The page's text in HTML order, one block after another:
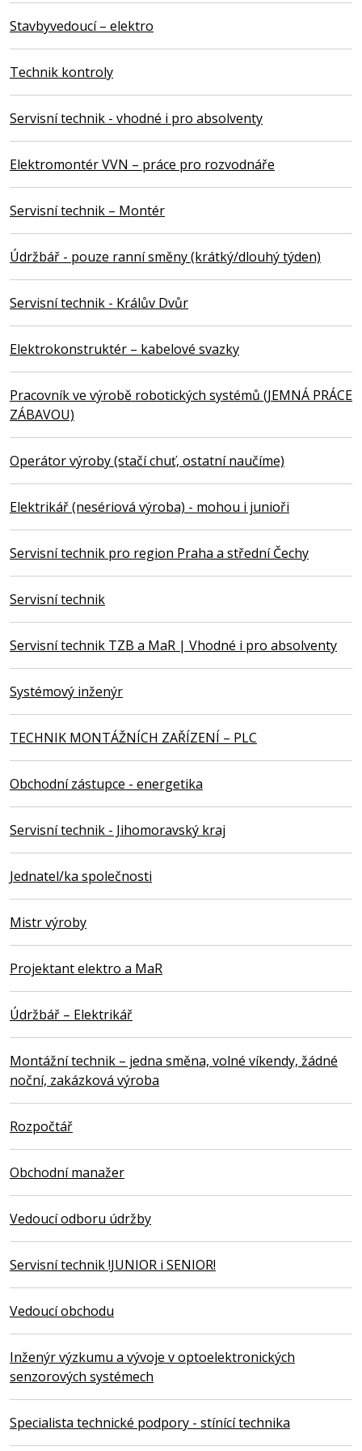
Stavbyvedoucí – elektro
Technik kontroly
Servisní technik - vhodné i pro absolventy
Elektromontér VVN – práce pro rozvodnáře
Servisní technik – Montér
Údržbář - pouze ranní směny (krátký/dlouhý týden)
Servisní technik - Králův Dvůr
Elektrokonstruktér – kabelové svazky
Pracovník ve výrobě robotických systémů (JEMNÁ PRÁCE
ZÁBAVOU)
Operátor výroby (stačí chuť, ostatní naučíme)
Elektrikář (nesériová výroba) - mohou i junioři
Servisní technik pro region Praha a střední Čechy
Servisní technik
Servisní technik TZB a MaR | Vhodné i pro absolventy
Systémový inženýr
TECHNIK MONTÁŽNÍCH ZAŘÍZENÍ – PLC
Obchodní zástupce - energetika
Servisní technik - Jihomoravský kraj
Jednatel/ka společnosti
Mistr výroby
Projektant elektro a MaR
Údržbář – Elektrikář
Montážní technik – jedna směna, volné víkendy, žádné
noční, zakázková výroba
Rozpočtář
Obchodní manažer
Vedoucí odboru údržby
Servisní technik !JUNIOR i SENIOR!
Vedoucí obchodu
Inženýr výzkumu a vývoje v optoelektronických
senzorových systémech
Specialista technické podpory - stínící technika